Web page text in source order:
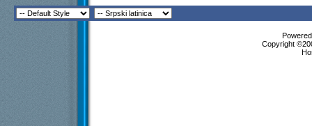
Copyright